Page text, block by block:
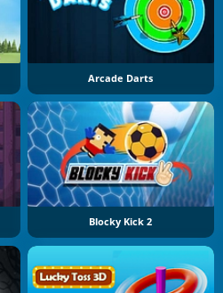
Arcade Darts
Blocky Kick 2